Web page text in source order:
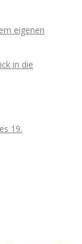
eigenen
in die
19.